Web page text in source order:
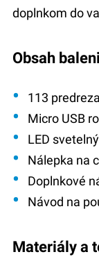
doplnkom do
Obsah
113
Micro USB
LED
Nálepka na
Doplnkové
Návod na
Materiály a